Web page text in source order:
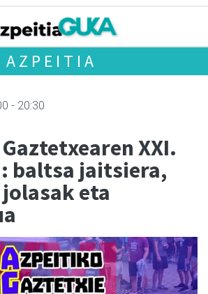
AZPEITIA
- 20:30
XXI.
baltsa jaitsiera,
eta